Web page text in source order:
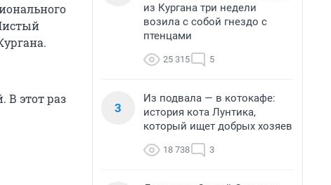
этот раз
из Кургана три недели
возила с собой гнездо с
птенцами
25 315 5
3
Из подвала — в котокафе:
история кота Лунтика,
который ищет добрых хозяев
18 738 3